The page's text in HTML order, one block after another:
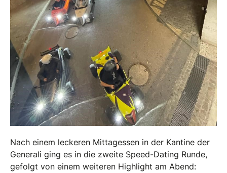
Nach einem leckeren Mittagessen in der Kantine der
Generali ging es in die zweite Speed-Dating Runde,
gefolgt von einem weiteren Highlight am Abend: